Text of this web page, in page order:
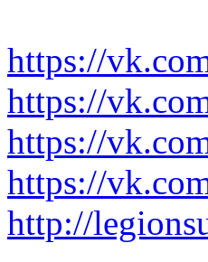
https://
https://
https://
https://
http://